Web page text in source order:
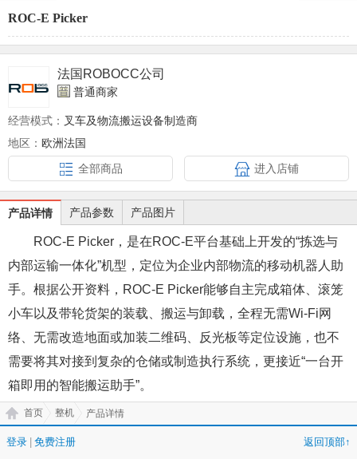
ROC-E Picker
法国ROBOCC公司
普通商家
经营模式： 叉车及物流搬运设备制造商
地区： 欧洲法国
全部商品
进入店铺
产品详情 产品参数 产品图片
ROC-E Picker，是在ROC-E平台基础上开发的“拣选与
内部运输一体化”机型，定位为企业内部物流的移动机器人助
手。根据公开资料，ROC-E Picker能够自主完成箱体、滚笼
小车以及带轮货架的装载、搬运与卸载，全程无需Wi-Fi网
络、无需改造地面或加装二维码、反光板等定位设施，也不
需要将其对接到复杂的仓储或制造执行系统，更接近“一台开
箱即用的智能搬运助手”。
首页 整机 产品详情
登录 免费注册 返回顶部↑